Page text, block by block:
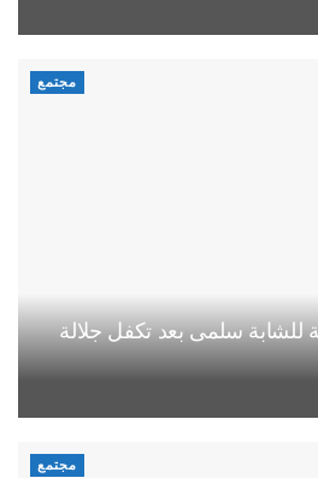
مجتمع
للشابة سلمى بعد تكفل جلالة
مجتمع